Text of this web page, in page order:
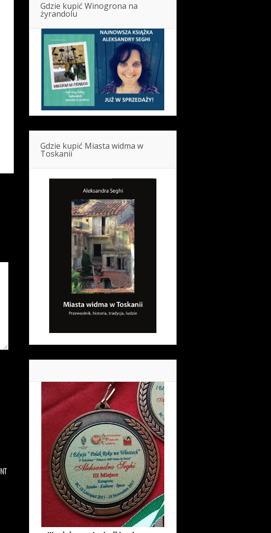
Gdzie kupić Winogrona na
żyrandolu
Gdzie kupić Miasta widma w
Toskanii